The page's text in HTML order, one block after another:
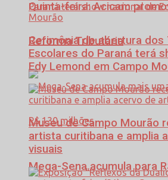
Quinta-feira: Acicam
Reforma Tributária
Mega-Sena acumula para
Cerimônia de abertura dos
Escolares do Paraná terá
Edy Lemond em Campo
Museu de Campo Mourão
artista curitibana e amplia
visuais